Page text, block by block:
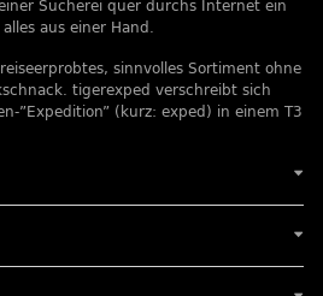
Sucherei quer durchs Internet ein
aus einer Hand.
sinnvolles Sortiment ohne
tigerexped verschreibt sich
”Expedition” (kurz: exped) in einem T3